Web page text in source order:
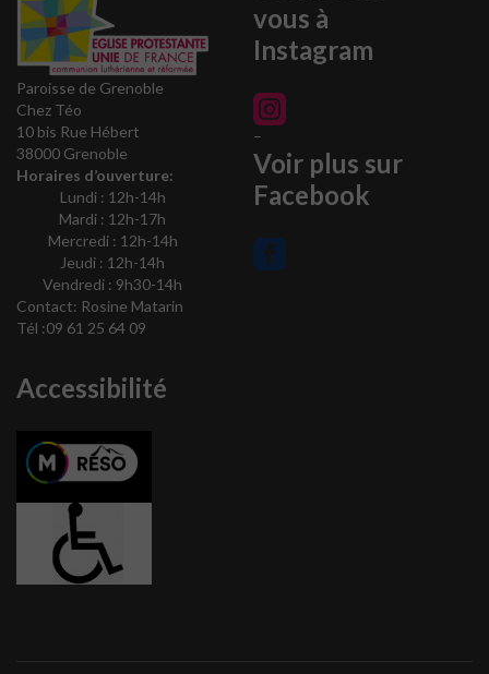
Paroisse de Grenoble
Chez Téo
10 bis Rue Hébert
38000 Grenoble
Horaires d’ouverture:
Lundi : 12h-14h
Mardi : 12h-17h
Mercredi : 12h-14h
Jeudi : 12h-14h
Vendredi : 9h30-14h
Contact: Rosine Matarin
Tél :09 61 25 64 09
vous à
Instagram
–
Voir plus sur
Facebook
Accessibilité